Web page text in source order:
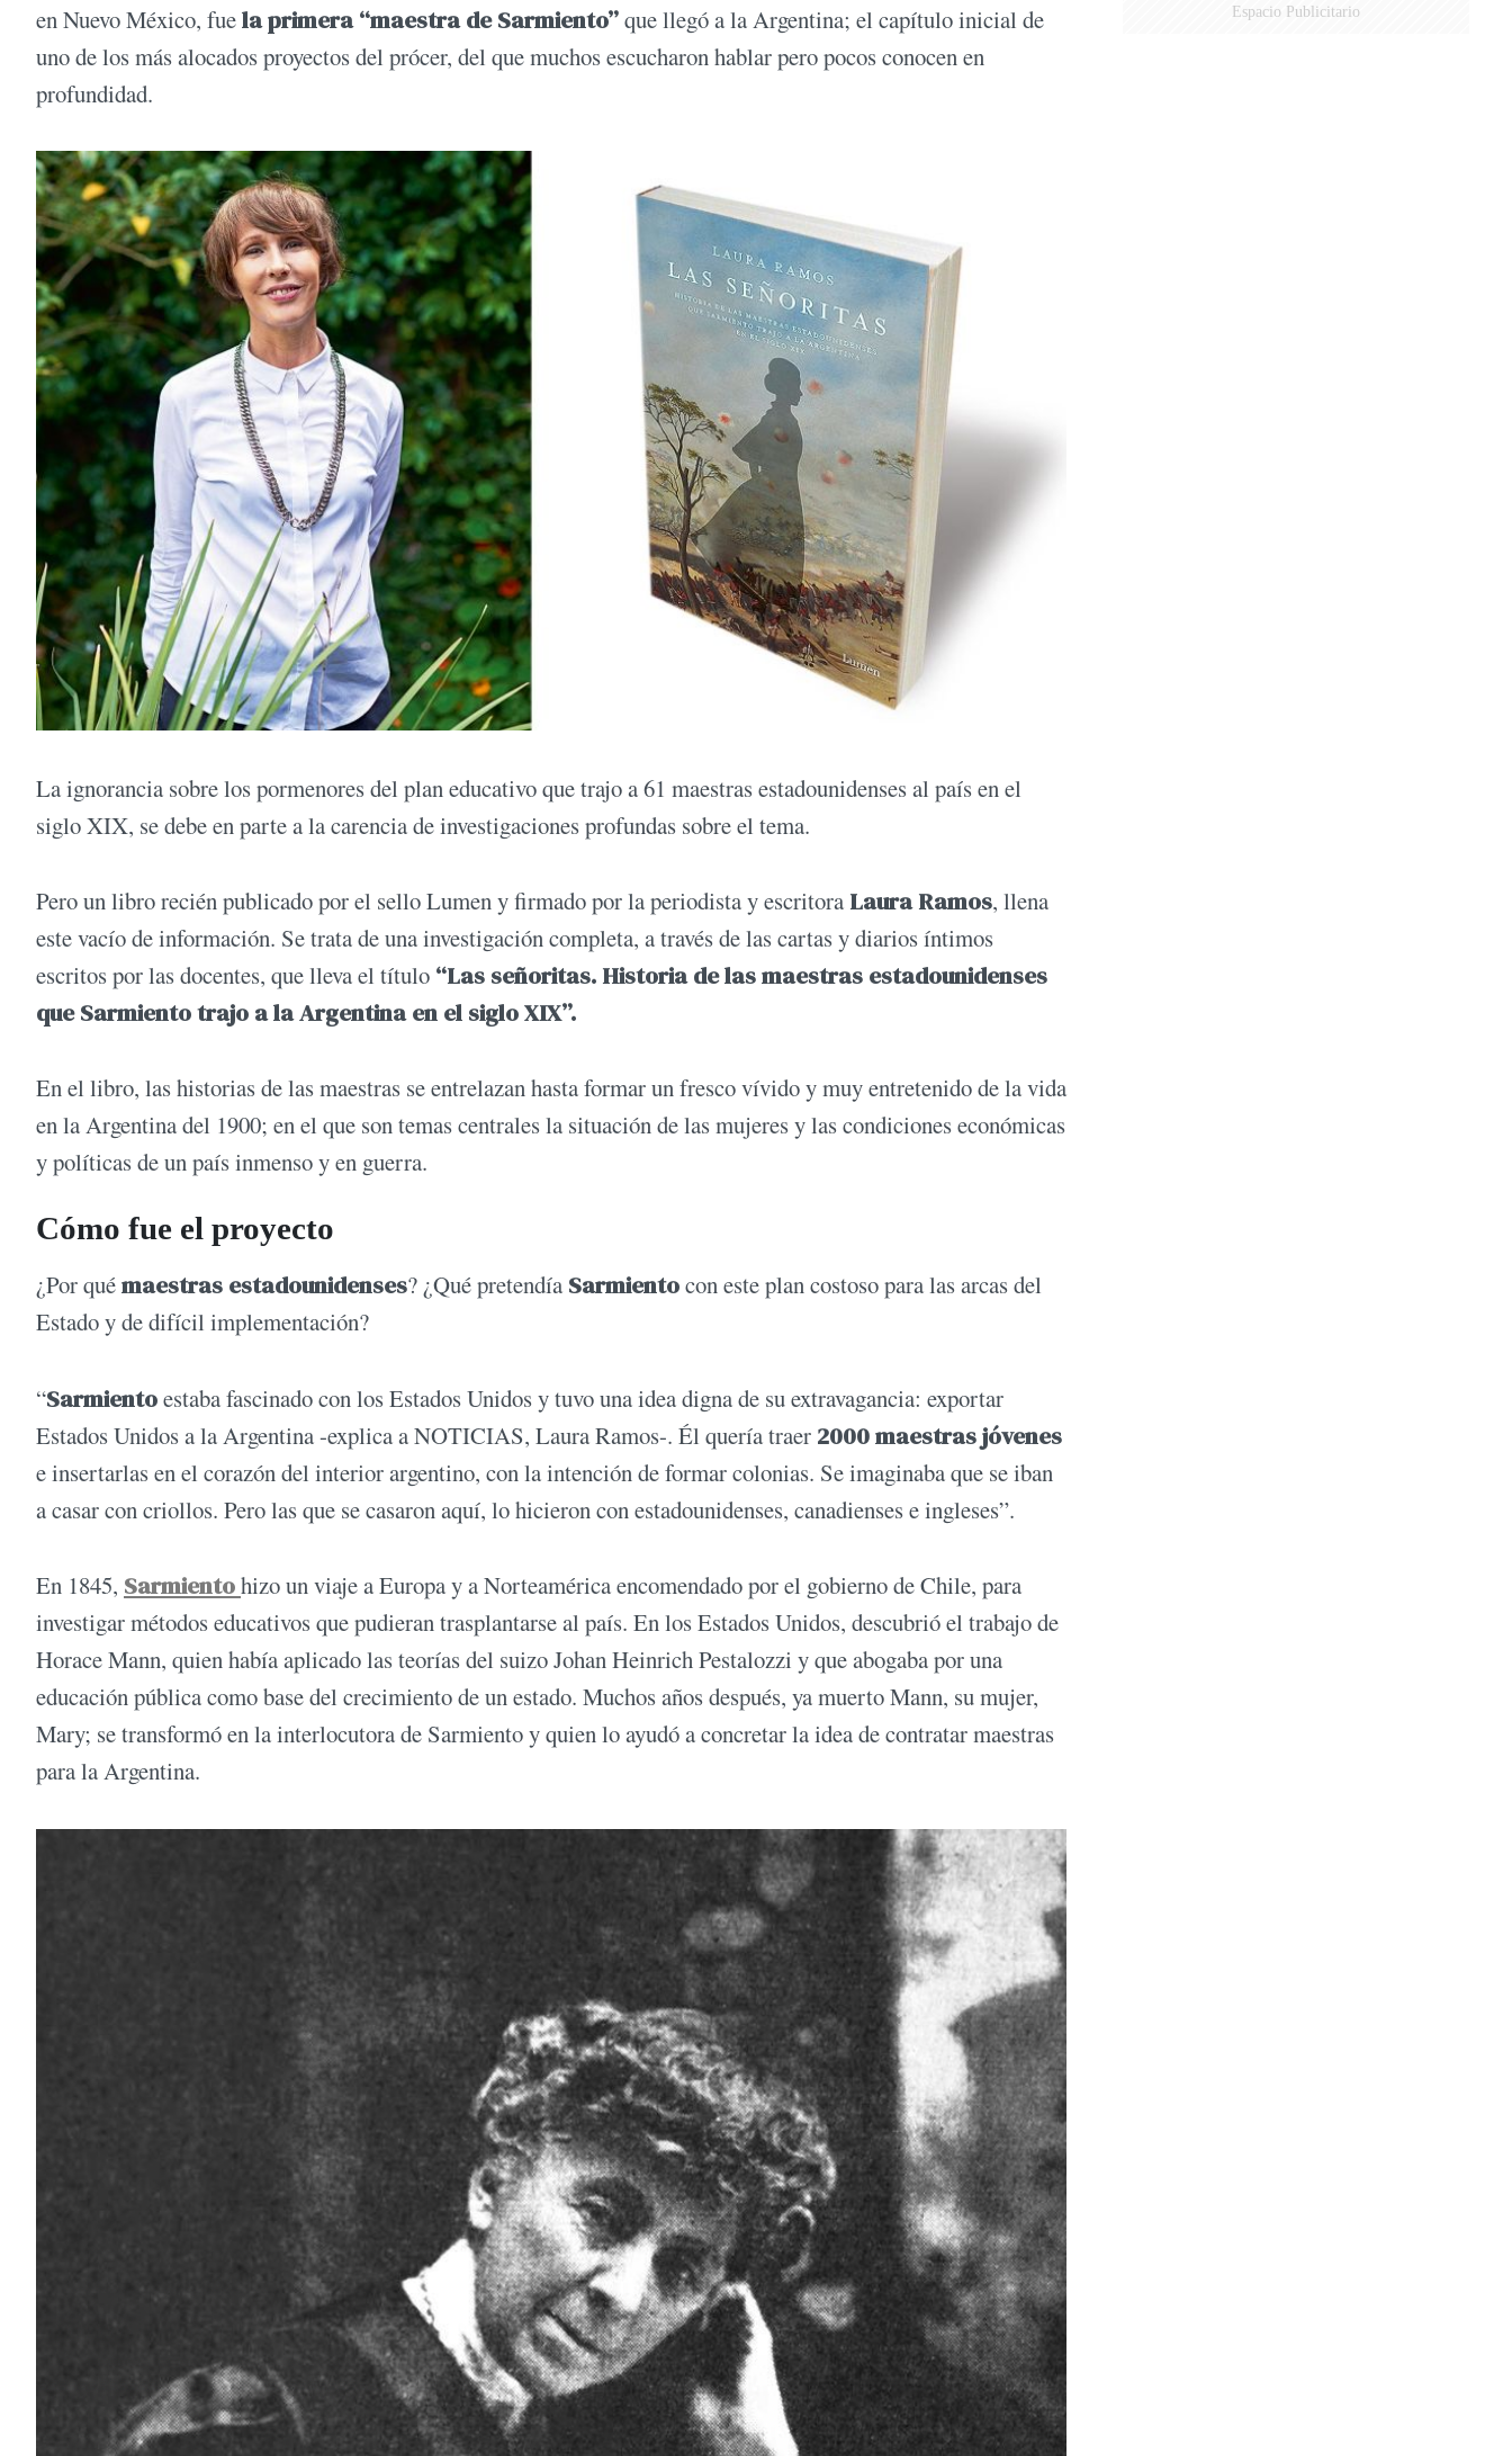
en Nuevo México, fuela primera “maestra de Sarmiento”que llegó a la Argentina; el capítulo inicial de
uno de los más alocados proyectos del prócer, del que muchos escucharon hablar pero pocos conocen en
profundidad.
La ignorancia sobre los pormenores del plan educativo que trajo a 61 maestras estadounidenses al país en el
siglo XIX, se debe en parte a la carencia de investigaciones profundas sobre el tema.
Pero un libro recién publicado por el sello Lumen y firmado por la periodista y escritora Laura Ramos, llena
este vacío de información. Se trata de una investigación completa, a través de las cartas y diarios íntimos
escritos por las docentes, que lleva el título “Las señoritas. Historia de las maestras estadounidenses
que Sarmiento trajo a la Argentina en el siglo XIX”.
En el libro, las historias de las maestras se entrelazan hasta formar un fresco vívido y muy entretenido de la vida
en la Argentina del 1900; en el que son temas centrales la situación de las mujeres y las condiciones económicas
y políticas de un país inmenso y en guerra.
Cómo fue el proyecto
¿Por quémaestras estadounidenses? ¿Qué pretendía Sarmientocon este plan costoso para las arcas del
Estado y de difícil implementación?
“Sarmientoestaba fascinado con los Estados Unidos y tuvo una idea digna de su extravagancia: exportar
Estados Unidos a la Argentina -explica a NOTICIAS, Laura Ramos-. Él quería traer 2000 maestras jóvenes
e insertarlas en el corazón del interior argentino, con la intención de formar colonias. Se imaginaba que se iban
a casar con criollos. Pero las que se casaron aquí, lo hicieron con estadounidenses, canadienses e ingleses”.
En 1845, Sarmientohizo un viaje a Europa y a Norteamérica encomendado por el gobierno de Chile, para
investigar métodos educativos que pudieran trasplantarse al país. En los Estados Unidos, descubrió el trabajo de
Horace Mann, quien había aplicado las teorías del suizo Johan Heinrich Pestalozzi y que abogaba por una
educación pública como base del crecimiento de un estado. Muchos años después, ya muerto Mann, su mujer,
Mary; se transformó en la interlocutora de Sarmiento y quien lo ayudó a concretar la idea de contratar maestras
para la Argentina.
Espacio Publicitario